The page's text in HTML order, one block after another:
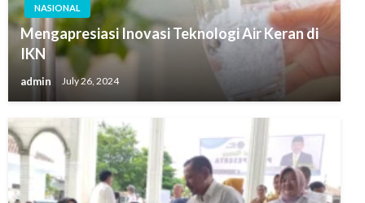
NASIONAL
Mengapresiasi Inovasi Teknologi Air Keran di
IKN
admin July 26, 2024